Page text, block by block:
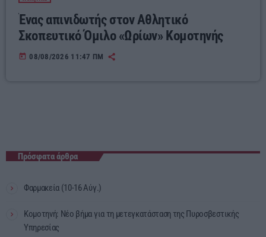
Ένας απινιδωτής στον Αθλητικό
Σκοπευτικό Όμιλο «Ωρίων» Κομοτηνής
today 08/08/2026 11:47 ΠΜ
Πρόσφατα άρθρα
Φαρμακεία (10-16 Αύγ.)
Κομοτηνή: Νέο βήμα για τη μετεγκατάσταση της Πυροσβεστικής
Υπηρεσίας